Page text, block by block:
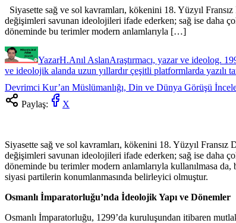
Siyasette sağ ve sol kavramları, kökenini 18. Yüzyıl
değişimleri savunan ideolojileri ifade ederken; sağ ise daha
döneminde bu terimler modern anlamlarıyla […]
YazarH.Anıl AslanAraştırmacı, yazar ve ideolog.
ve ideolojik alanda uzun yıllardır çeşitli platformlarda yazılı
Devrimci Kur’an Müslümanlığı, Din ve Dünya Görüşü
Paylaş:
X
Siyasette sağ ve sol kavramları, kökenini 18. Yüzyıl
değişimleri savunan ideolojileri ifade ederken; sağ ise daha
döneminde bu terimler modern anlamlarıyla kullanılmasa
siyasi partilerin konumlanmasında belirleyici olmuştur.
Osmanlı İmparatorluğu’nda İdeolojik Yapı ve Dönemler
Osmanlı İmparatorluğu, 1299’da kuruluşundan itibaren